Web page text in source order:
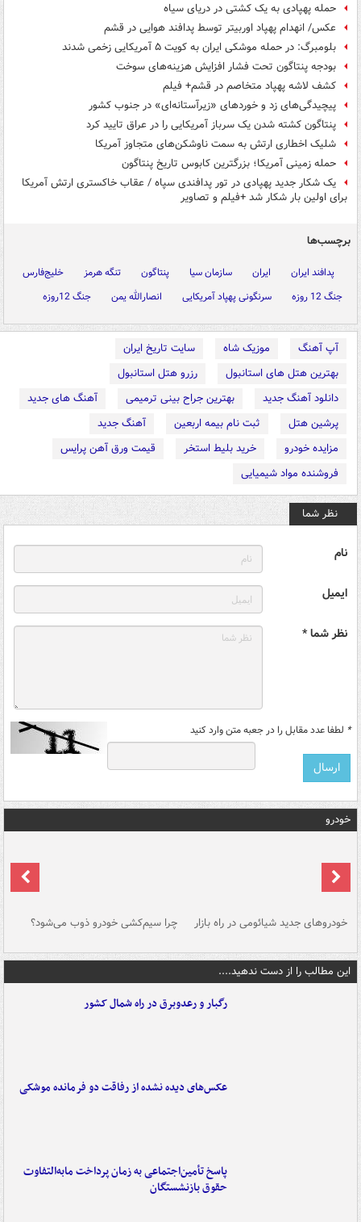
حمله پهپادی به یک کشتی در دریای سیاه
عکس/ انهدام پهپاد اوربیتر توسط پدافند هوایی در قشم
بلومبرگ: در حمله موشکی ایران به کویت ۵ آمریکایی زخمی شدند
بودجه پنتاگون تحت فشار افزایش هزینه‌های سوخت
کشف لاشه پهپاد متخاصم در قشم+ فیلم
پیچیدگی‌های زد و خوردهای «زیرآستانه‌ای» در جنوب کشور
پنتاگون کشته شدن یک سرباز آمریکایی را در عراق تایید کرد
شلیک اخطاری ارتش به سمت ناوشکن‌های متجاوز آمریکا
حمله زمینی آمریکا؛ بزرگترین کابوس تاریخ پنتاگون
یک شکار جدید پهپادی در تور پدافندی سپاه / عقاب خاکستری ارتش آمریکا
برای اولین بار شکار شد +فیلم و تصاویر
برچسب‌ها
پدافند ایران ایران سازمان سیا پنتاگون تنگه هرمز
خلیج‌فارس
جنگ 12 روزه
سرنگونی پهپاد آمریکایی انصارالله یمن جنگ 12روزه
آپ آهنگ موزیک شاه
سایت تاریخ ایران
بهترین هتل های استانبول
رزرو هتل استانبول
دانلود آهنگ جدید
بهترین جراح بینی ترمیمی
آهنگ های جدید
پرشین هتل
ثبت نام بیمه اربعین
آهنگ جدید
مزایده خودرو
خرید بلیط استخر
قیمت ورق آهن پرایس
فروشنده مواد شیمیایی
نظر شما
نام
ایمیل
نظر شما *
* لطفا عدد مقابل را در جعبه متن وارد کنید
خودرو
خودروهای جدید شیائومی در راه بازار چرا سیم‌کشی خودرو ذوب می‌شود؟
این مطالب را از دست ندهید....
رگبار و رعدوبرق در راه شمال کشور
عکس‌های دیده نشده از رفاقت دو فرمانده‌ موشکی
پاسخ تأمین‌اجتماعی به زمان پرداخت مابه‌التفاوت
حقوق بازنشستگان